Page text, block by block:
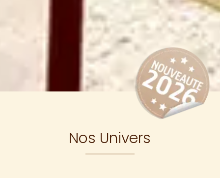
Nos Univers